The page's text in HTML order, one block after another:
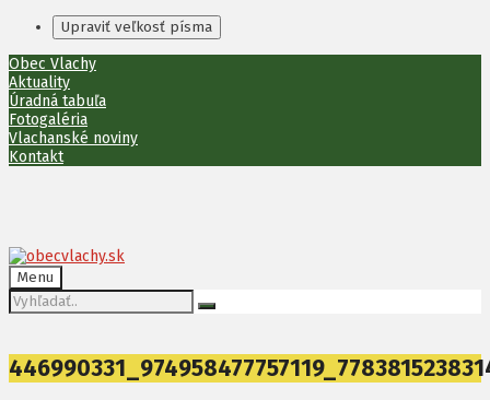
Upraviť veľkosť písma
Preskočiť
na
obsah
Preskočiť
na
ľavý
panel
Preskočiť
na
pätičku
Obec Vlachy
Aktuality
Úradná tabuľa
Fotogaléria
Vlachanské noviny
Kontakt
Menu
Vyhľadávanie: